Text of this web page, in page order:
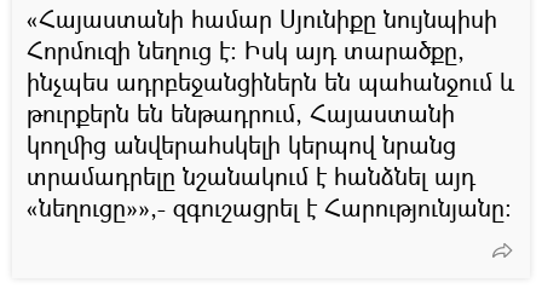
«Հայաստանի համար Սյունիքը նույնպիսի
Հորմուզի նեղուց է։ Իսկ այդ տարածքը,
ինչպես ադրբեջանցիներն են պահանջում և
թուրքերն են ենթադրում, Հայաստանի
կողմից անվերահսկելի կերպով նրանց
տրամադրելը նշանակում է հանձնել այդ
«նեղուցը»»,- զգուշացրել է Հարությունյանը։